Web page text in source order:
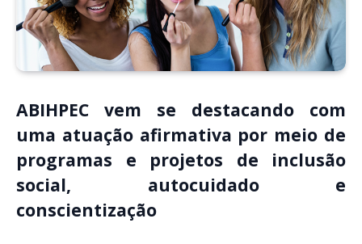
ABIHPEC vem se destacando com
uma atuação afirmativa por meio de
programas e projetos de inclusão
social, autocuidado e
conscientização